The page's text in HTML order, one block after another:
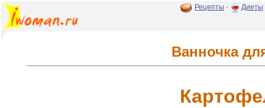
Рецепты · Диеты
Ванночка